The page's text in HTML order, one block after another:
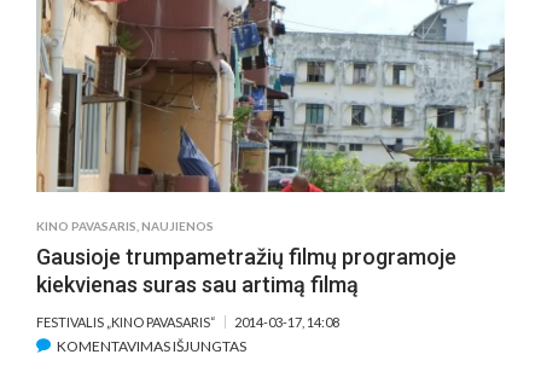
–
KAIP
SKIRTINGI
FILMAI
SUSILIEJA
Į
VIENĄ
ISTORIJĄ
KINO PAVASARIS NAUJIENOS
Gausioje trumpametražių filmų programoje
kiekvienas suras sau artimą filmą
FESTIVALIS „KINO PAVASARIS“ 2014-03-17, 14:08
KOMENTAVIMAS IŠJUNGTASĮRAŠE